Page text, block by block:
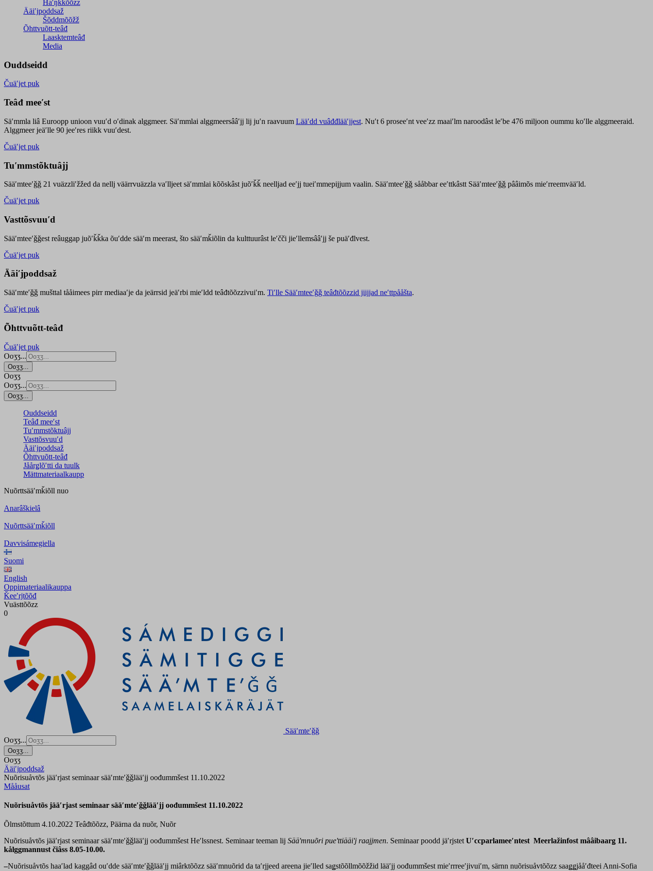
Haʹŋǩǩõõzz
Ääiʹjpoddsaž
Šõddmõõžž
Õhttvuõtt-teâđ
Laasktemteâđ
Media
Ouddseidd
Čuäʹjet puk
Teâđ meeʹst
Säʹmmla liâ Euroopp unioon vuuʹd oʹdinak alggmeer. Säʹmmlai alggmeersââʹjj lij juʹn raavuum Lääʹdd vuâđđlääʹjjest. Nuʹt 6 proseeʹnt veeʹzz maaiʹlm naroodâst leʹbe 476 miljoon oummu koʹlle alggmeeraid.
Alggmeer jeäʹlle 90 jeeʹres riikk vuuʹdest.
Čuäʹjet puk
Tuʹmmstõktuâjj
Sääʹmteeʹǧǧ 21 vuäzzliʹžžed da nellj väärrvuäzzla vaʹlljeet säʹmmlai kõõskâst juõʹǩǩ neelljad eeʹjj tueiʹmmepijjum vaalin. Sääʹmteeʹǧǧ sååbbar eeʹttkâstt Sääʹmteeʹǧǧ pââimõs mieʹrreemvääʹld.
Čuäʹjet puk
Vasttõsvuuʹd
Sääʹmteeʹǧǧest reâuggap juõʹǩǩka õuʹdde sääʹm meerast, što sääʹmǩiõlin da kulttuurâst leʹčči jieʹllemsââʹjj še puäʹđlvest.
Čuäʹjet puk
Ääiʹjpoddsaž
Sääʹmteʹǧǧ mušttal tååimees pirr mediaaʹje da jeärrsid jeäʹrbi mieʹldd teâđtõõzzivuiʹm. Tiʹlle Sääʹmteeʹǧǧ teâđtõõzzid jiijjad neʹttpååšta.
Čuäʹjet puk
Õhttvuõtt-teâđ
Čuäʹjet puk
Ooʒʒ...
Ooʒʒ...
Ooʒʒ
Ooʒʒ...
Ooʒʒ...
Ouddseidd
Teâđ meeʹst
Tuʹmmstõktuâjj
Vasttõsvuuʹd
Ääiʹjpoddsaž
Õhttvuõtt-teâđ
Jåårǥlõʹtti da tuulk
Mättmateriaalkaupp
Nuõrttsääʹmǩiõll nuo
Anarâškielâ
Nuõrttsääʹmǩiõll
Davvisámegiella
Suomi
English
Oppimateriaalikauppa
Ǩeeʹrjtõõđ
Vuästtõõzz
0
Sääʹmteʹǧǧ
Ooʒʒ...
Ooʒʒ...
Ooʒʒ
Ääiʹjpoddsaž
Nuõrisuåvtõs jääʹrjast seminaar sääʹmteʹǧǧlääʹjj oođummšest 11.10.2022
Mååusat
Nuõrisuåvtõs jääʹrjast seminaar sääʹmteʹǧǧlääʹjj oođummšest 11.10.2022
Õlmstõttum 4.10.2022 Teâđtõõzz, Päärna da nuõr, Nuõr
Nuõrisuåvtõs jääʹrjast seminaar sääʹmteʹǧǧlääʹjj oođummšest Heʹlssnest. Seminaar teeman lij Sääʹmnuõri pueʹttiääiʹj raajjmen. Seminaar poodd jäʹrjstet Uʹccparlameeʹntest Meerlažinfost mââibaarǥ 11.
kålggmannust čiâss 8.05-10.00.
–Nuõrisuåvtõs haaʹlad kaggâd ouʹdde sääʹmteʹǧǧlääʹjj miârktõõzz sääʹmnuõrid da taʹrjjeed areena jieʹlled saǥstõõllmõõžžid lääʹjj oođummšest mieʹrrreeʹjivuiʹm, särnn nuõrisuåvtõõzz saaǥǥjååʹđteei Anni-Sofia